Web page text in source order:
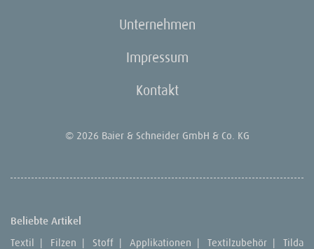
Unternehmen
Impressum
Kontakt
© 2026 Baier & Schneider GmbH & Co. KG
Beliebte Artikel
Textil | Filzen | Stoff | Applikationen | Textilzubehör |
Tilda